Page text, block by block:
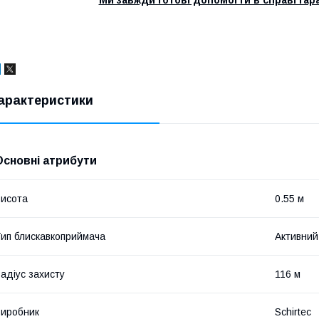
атрибути
0.55 м
блискавкоприймача Активний
захисту 116 м
Schirtec